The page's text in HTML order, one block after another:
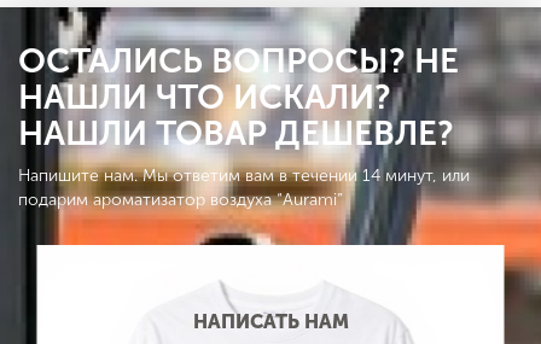
ОСТАЛИСЬ ВОПРОСЫ? НЕ
НАШЛИ ЧТО ИСКАЛИ?
НАШЛИ ТОВАР ДЕШЕВЛЕ?
Напишите нам. Мы ответим вам в течении 14 минут, или
подарим ароматизатор воздуха “Aurami”
НАПИСАТЬ НАМ